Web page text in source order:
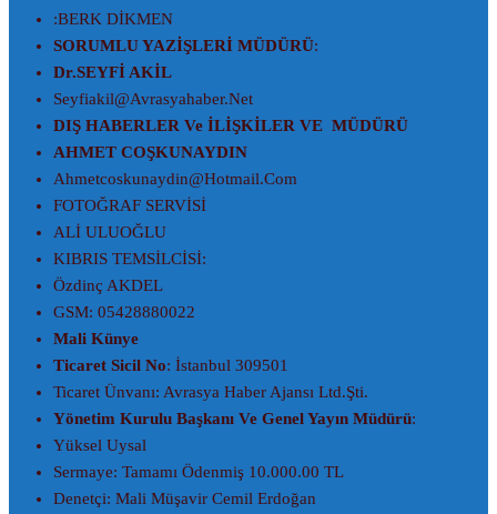
:BERK DİKMEN
SORUMLU YAZİŞLERİ MÜDÜRÜ:
Dr.SEYFİ AKİL
Seyfiakil@avrasyahaber.net
DIŞ HABERLER Ve İLİŞKİLER VE MÜDÜRÜ
AHMET COŞKUNAYDIN
Ahmetcoskunaydin@hotmail.com
FOTOĞRAF SERVİSİ
ALİ ULUOĞLU
KIBRIS TEMSİLCİSİ:
Özdinç AKDEL
GSM: 05428880022
Mali Künye
Ticaret Sicil No: İstanbul 309501
Ticaret Ünvanı: Avrasya Haber Ajansı Ltd.Şti.
Yönetim Kurulu Başkanı Ve Genel Yayın Müdürü:
Yüksel Uysal
Sermaye: Tamamı Ödenmiş 10.000.00 TL
Denetçi: Mali Müşavir Cemil Erdoğan